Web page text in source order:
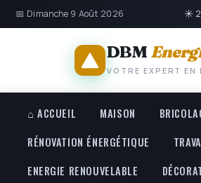
📅 Dimanche 9 Août 2026 ☀
DBM
VOTRE EXPERT EN
⌂ ACCUEIL MAISON
RÉNOVATION ÉNERGÉTIQUE
ENERGIE RENOUVELABLE